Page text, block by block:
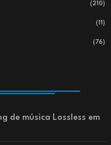
(210)
(11)
(76)
de música Lossless em